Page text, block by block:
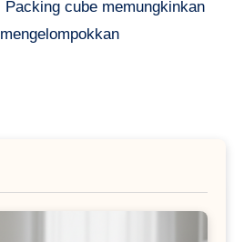
cube memungkinkan